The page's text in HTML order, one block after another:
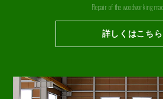
Repair of the woodworking
詳しくはこちら